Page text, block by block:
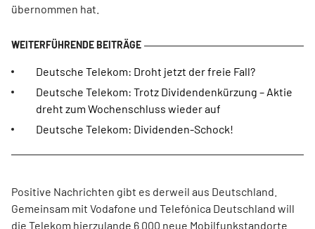
übernommen hat.
Deutsche Telekom: Droht jetzt der freie Fall?
Deutsche Telekom: Trotz Dividendenkürzung – Aktie
dreht zum Wochenschluss wieder auf
Deutsche Telekom: Dividenden-Schock!
Positive Nachrichten gibt es derweil aus Deutschland.
Gemeinsam mit Vodafone und Telefónica Deutschland will
die Telekom hierzulande 6.000 neue Mobilfunkstandorte